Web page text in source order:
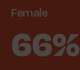
Female
66%